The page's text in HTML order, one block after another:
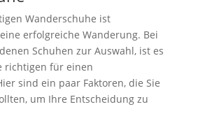
Wanderschuhe ist
erfolgreiche Wanderung. Bei
Schuhen zur Auswahl, ist es
richtigen für einen
sind ein paar Faktoren, die Sie
um Ihre Entscheidung zu